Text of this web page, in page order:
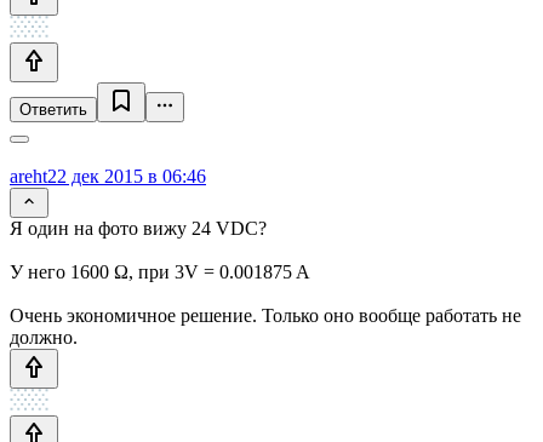
Ответить
areht22 дек 2015 в 06:46
Я один на фото вижу 24 VDC?
У него 1600 Ω, при 3V = 0.001875 A
Очень экономичное решение. Только оно вообще работать не
должно.